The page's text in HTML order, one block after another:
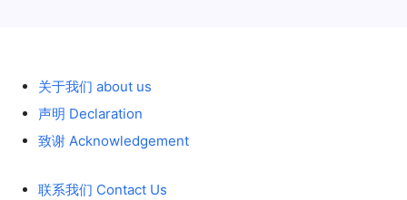
关于我们 about us
声明 Declaration
致谢 Acknowledgement
联系我们 Contact Us